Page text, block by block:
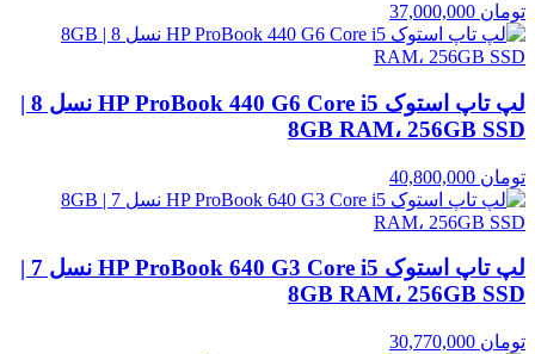
تومان
لپ تاپ استوک HP ProBook 440 G6 Core i5 نسل 8 |
8GB RAM، 256GB SSD
تومان
لپ تاپ استوک HP ProBook 640 G3 Core i5 نسل 7 |
8GB RAM، 256GB SSD
تومان